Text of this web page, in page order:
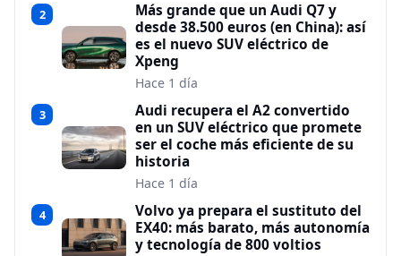
2
Más grande que un Audi Q7 y
desde 38.500 euros (en China): así
es el nuevo SUV eléctrico de
Xpeng
Hace 1 día
3
Audi recupera el A2 convertido
en un SUV eléctrico que promete
ser el coche más eficiente de su
historia
Hace 1 día
4
Volvo ya prepara el sustituto del
EX40: más barato, más autonomía
y tecnología de 800 voltios